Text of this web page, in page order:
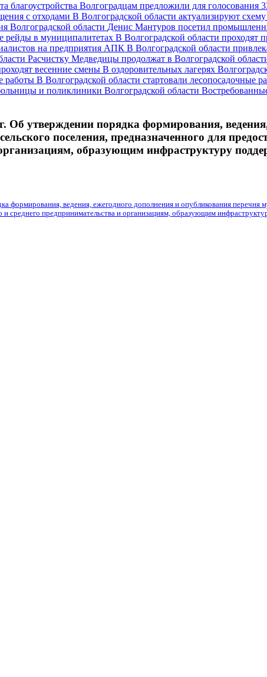
Волгоградцам предложили для голосования
В Волгоградской области актуализируют
Денис Мантуров посетил
В Волгоградской области
В Волгоградской области
Расчистку Медведицы продолжат в Волгоградской
В оздоровительных лагерях
В Волгоградской области стартовали лесопосадочные
порядка формирования, ведения,
поселения, предназначенного для
образующим инфраструктуру
ведения, ежегодного дополнения и опубликования перечня
и среднего предпринимательства и организациям, образующим